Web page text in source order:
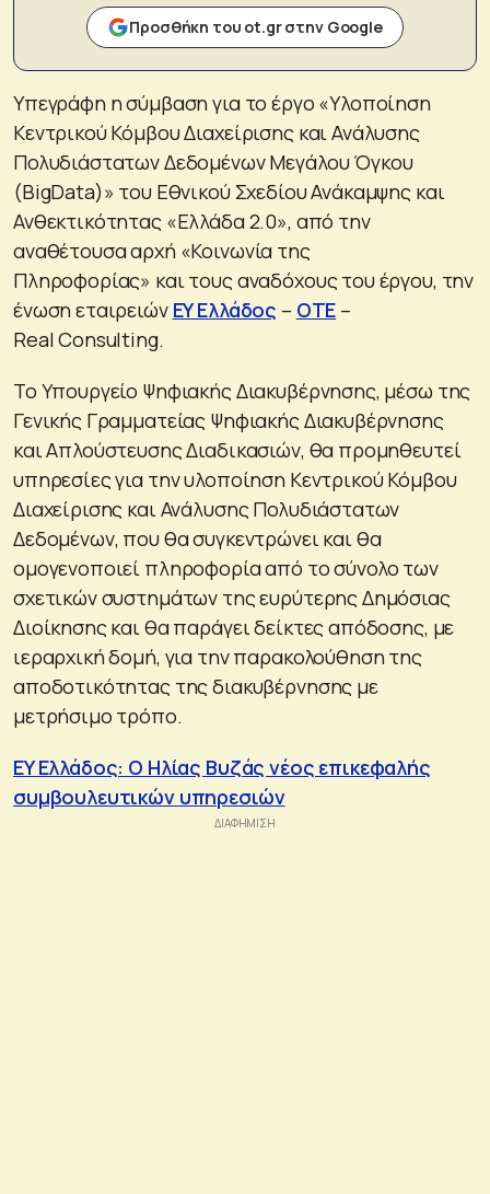
Προσθήκη του ot.gr στην Google
Υπεγράφη η σύμβαση για το έργο «Υλοποίηση
Κεντρικού Κόμβου Διαχείρισης και Ανάλυσης
Πολυδιάστατων Δεδομένων Μεγάλου Όγκου
(BigData)» του Εθνικού Σχεδίου Ανάκαμψης και
Ανθεκτικότητας «Ελλάδα 2.0», από την
αναθέτουσα αρχή «Κοινωνία της
Πληροφορίας» και τους αναδόχους του έργου, την
ένωση εταιρειών EY Ελλάδος – OTE –
Real Consulting.
Το Υπουργείο Ψηφιακής Διακυβέρνησης, μέσω της
Γενικής Γραμματείας Ψηφιακής Διακυβέρνησης
και Απλούστευσης Διαδικασιών, θα προμηθευτεί
υπηρεσίες για την υλοποίηση Κεντρικού Κόμβου
Διαχείρισης και Ανάλυσης Πολυδιάστατων
Δεδομένων, που θα συγκεντρώνει και θα
ομογενοποιεί πληροφορία από το σύνολο των
σχετικών συστημάτων της ευρύτερης Δημόσιας
Διοίκησης και θα παράγει δείκτες απόδοσης, με
ιεραρχική δομή, για την παρακολούθηση της
αποδοτικότητας της διακυβέρνησης με
μετρήσιμο τρόπο.
EY Ελλάδος: Ο Ηλίας Βυζάς νέος επικεφαλής
συμβουλευτικών υπηρεσιών